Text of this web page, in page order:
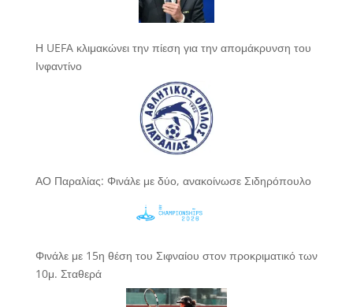
Η UEFA κλιμακώνει την πίεση για την απομάκρυνση του
Ινφαντίνο
ΑΟ Παραλίας: Φινάλε με δύο, ανακοίνωσε Σιδηρόπουλο
Φινάλε με 15η θέση του Σιφναίου στον προκριματικό των
10μ. Σταθερά